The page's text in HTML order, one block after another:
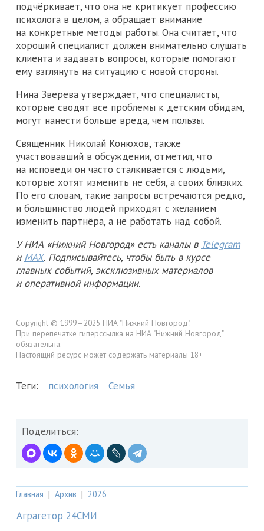
подчёркивает, что она не критикует профессию
психолога в целом, а обращает внимание
на конкретные методы работы. Она считает, что
хороший специалист должен внимательно слушать
клиента и задавать вопросы, которые помогают
ему взглянуть на ситуацию с новой стороны.
Нина Зверева утверждает, что специалисты,
которые сводят все проблемы к детским обидам,
могут нанести больше вреда, чем пользы.
Священник Николай Конюхов, также
участвовавший в обсуждении, отметил, что
на исповеди он часто сталкивается с людьми,
которые хотят изменить не себя, а своих близких.
По его словам, такие запросы встречаются редко,
и большинство людей приходят с желанием
изменить партнёра, а не работать над собой.
У НИА «Нижний Новгород» есть каналы в Telegram
и MAX. Подписывайтесь, чтобы быть в курсе
главных событий, эксклюзивных материалов
и оперативной информации.
Copyright © 1999—2025 НИА "Нижний Новгород".
При перепечатке гиперссылка на НИА "Нижний Новгород"
обязательна.
Настоящий ресурс может содержать материалы 18+
Теги: психология Семья
Поделиться:
Главная | Архив | 2026
Аграгетор 24СМИ